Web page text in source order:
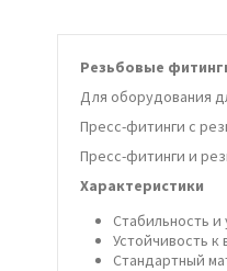
Резьбовые
Для оборудования
Пресс-фитинги с
Пресс-фитинги и
Характеристики
Стабильность
Устойчивость
Стандартный